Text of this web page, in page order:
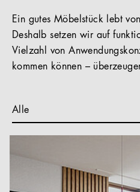
Ein gutes Möbelstück lebt
Deshalb setzen wir auf
Vielzahl von
kommen können –
Alle